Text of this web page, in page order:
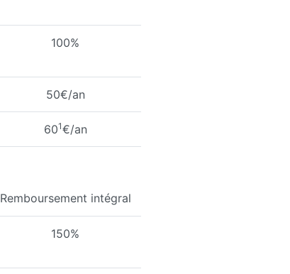
100%
50€/an
601€/an
Remboursement intégral
150%